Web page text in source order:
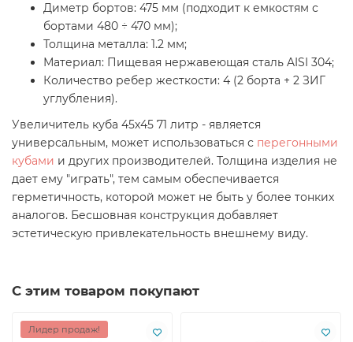
Диметр бортов: 475 мм (подходит к емкостям с
бортами 480 ÷ 470 мм);
Толщина металла: 1.2 мм;
Материал: Пищевая нержавеющая сталь AISI 304;
Количество ребер жесткости: 4 (2 борта + 2 ЗИГ
углубления).
Увеличитель куба 45х45 71 литр - является
универсальным, может использоваться с перегонными
кубами и других производителей. Толщина изделия не
дает ему "играть", тем самым обеспечивается
герметичность, которой может не быть у более тонких
аналогов. Бесшовная конструкция добавляет
эстетическую привлекательность внешнему виду.
С этим товаром покупают
Лидер продаж!